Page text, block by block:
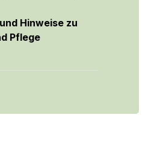
Hinweise zu
Pflege